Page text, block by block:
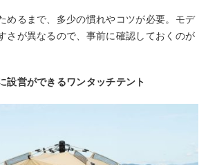
めるまで、多少の慣れやコツが必要。モデ
さが異なるので、事前に確認しておくのが
設営ができるワンタッチテント